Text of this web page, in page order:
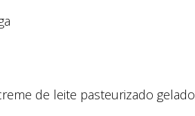
de leite pasteurizado gelado